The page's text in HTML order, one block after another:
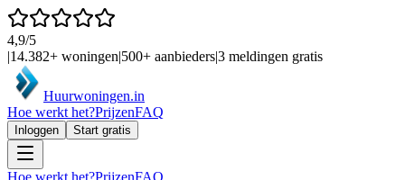
4,9/5
|14.382+ woningen|500+ aanbieders|3 meldingen gratis
Huurwoningen.in
Hoe werkt het?PrijzenFAQ
Inloggen Start gratis
Hoe werkt het?PrijzenFAQ